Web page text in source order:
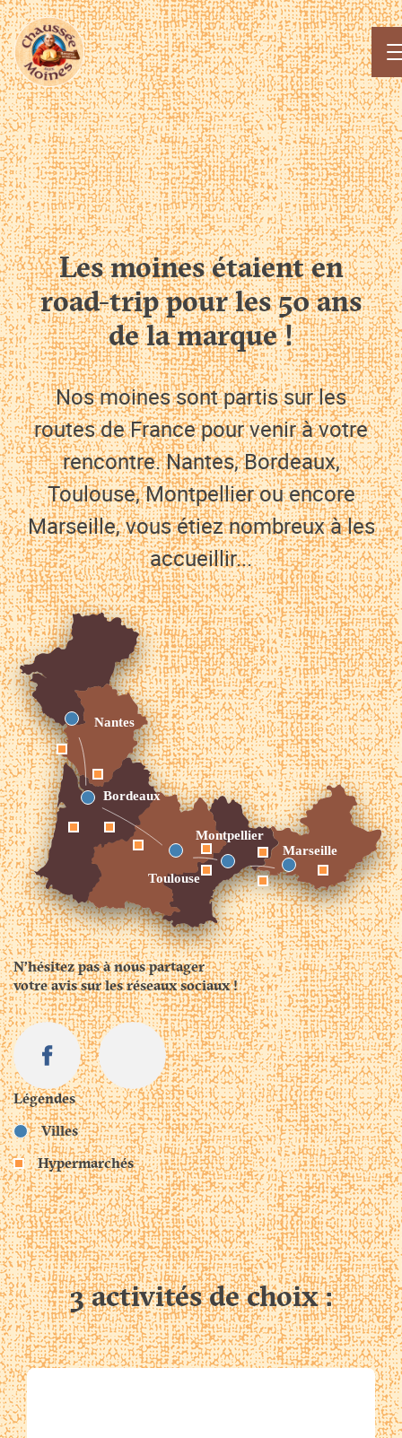
Les moines étaient en
road-trip pour les 50 ans
de la marque !
Nos moines sont partis sur les
routes de France pour venir à votre
rencontre. Nantes, Bordeaux,
Toulouse, Montpellier ou encore
Marseille, vous étiez nombreux à les
accueillir...
N’hésitez pas à nous partager
votre avis sur les réseaux sociaux !
Légendes
Villes
Hypermarchés
3 activités de choix :